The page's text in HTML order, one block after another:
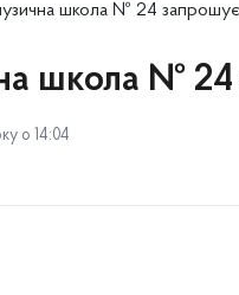
школа № 24
школа №
о 14:04